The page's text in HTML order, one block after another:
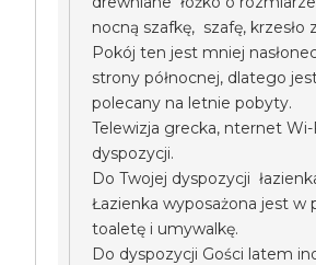
nocną szafkę, szafę, krzesło
Pokój ten jest mniej
strony północnej, dlatego
polecany na letnie pobyty.
Telewizja grecka, nternet Wi-
dyspozycji.
Do Twojej dyspozycji
Łazienka wyposażona jest w
toaletę i umywalkę.
Do dyspozycji Gości latem